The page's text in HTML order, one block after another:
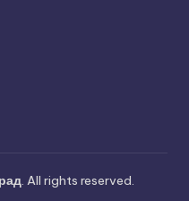
. All rights reserved.